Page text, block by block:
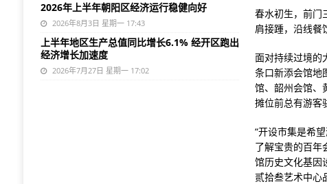
春水初生，前门
肩接踵，沿线餐
面对持续过境的
条口新添会馆地
馆、韶州会馆、
摊位前总有游客
“开设市集是希
了解宝贵的百年
馆历史文化基因
贰拾叁艺术中心
2026年上半年朝阳区经济运行稳健向好
2026年8月3日 星期一 17:43
上半年地区生产总值同比增长6.1% 经开区跑出
经济增长加速度
2026年7月27日 星期一 17:02